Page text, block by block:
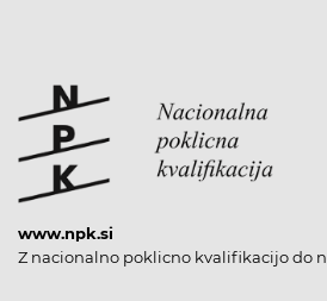
www.npk.si
Z nacionalno poklicno kvalifikacijo do